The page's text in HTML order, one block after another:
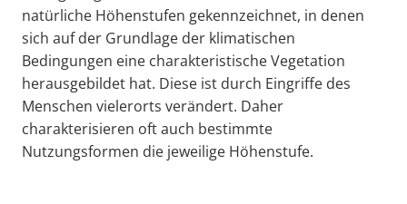
natürliche Höhenstufen gekennzeichnet, in denen
sich auf der Grundlage der klimatischen
Bedingungen eine charakteristische Vegetation
herausgebildet hat. Diese ist durch Eingriffe des
Menschen vielerorts verändert. Daher
charakterisieren oft auch bestimmte
Nutzungsformen die jeweilige Höhenstufe.